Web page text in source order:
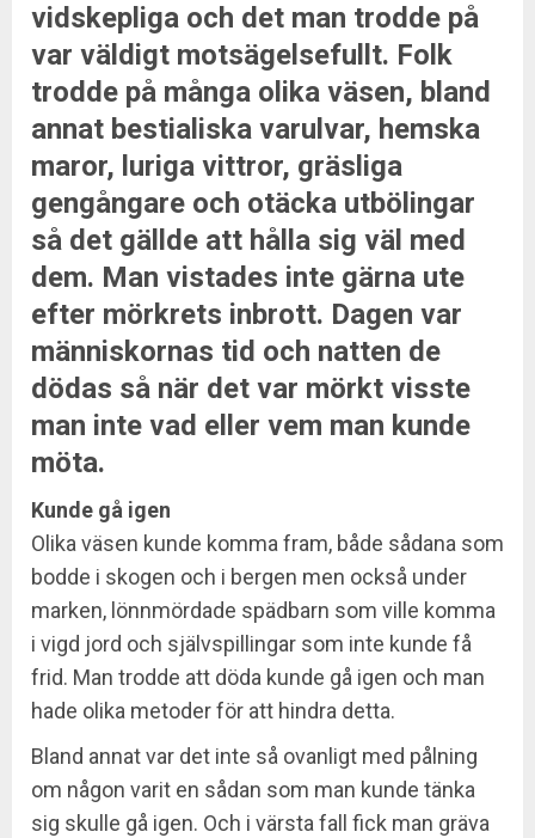
vidskepliga och det man trodde på
var väldigt motsägelsefullt. Folk
trodde på många olika väsen, bland
annat bestialiska varulvar, hemska
maror, luriga vittror, gräsliga
gengångare och otäcka utbölingar
så det gällde att hålla sig väl med
dem. Man vistades inte gärna ute
efter mörkrets inbrott. Dagen var
människornas tid och natten de
dödas så när det var mörkt visste
man inte vad eller vem man kunde
möta.
Kunde gå igen
Olika väsen kunde komma fram, både sådana som
bodde i skogen och i bergen men också under
marken, lönnmördade spädbarn som ville komma
i vigd jord och självspillingar som inte kunde få
frid. Man trodde att döda kunde gå igen och man
hade olika metoder för att hindra detta.
Bland annat var det inte så ovanligt med pålning
om någon varit en sådan som man kunde tänka
sig skulle gå igen. Och i värsta fall fick man gräva